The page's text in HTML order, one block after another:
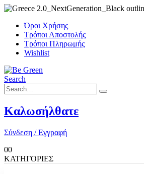
Όροι Χρήσης
Τρόποι Αποστολής
Τρόποι Πληρωμής
Wishlist
Search
Καλωσήλθατε
Σύνδεση / Εγγραφή
00
ΚΑΤΗΓΟΡΙΕΣ